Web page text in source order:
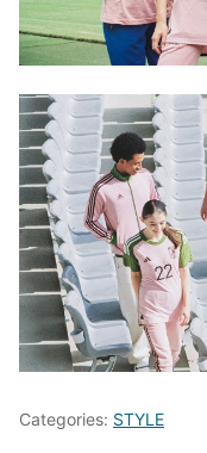
Categories: STYLE